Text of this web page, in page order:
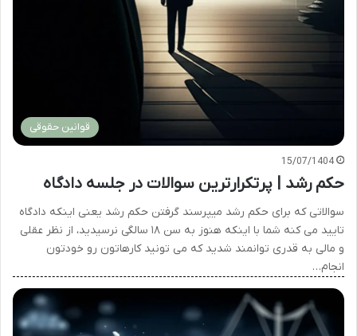
قوانین حقوقی
15/07/1404
حکم رشد | پرتکرارترین سوالات در جلسه دادگاه
سوالاتی که برای حکم رشد میپرسند گرفتن حکم رشد یعنی اینکه دادگاه
تایید می کنه شما با اینکه هنوز به سن ۱۸ سالگی نرسیدید، از نظر عقلی
و مالی به قدری توانمند شدید که می تونید کارهاتون رو خودتون
انجام…